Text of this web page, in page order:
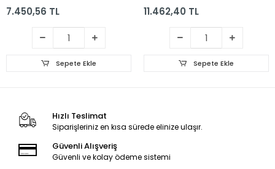
7.450,56 TL
Sepete Ekle
11.462,40 TL
Sepete Ekle
Hızlı Teslimat
Siparişleriniz en kısa sürede elinize ulaşır.
Güvenli Alışveriş
Güvenli ve kolay ödeme sistemi